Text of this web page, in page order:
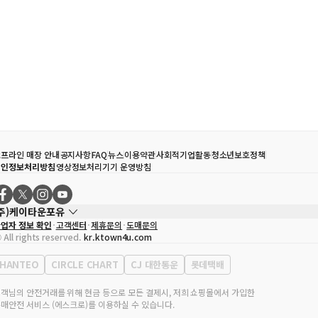
라인 매장 안내공지사항FAQ뉴스이용약관사회적기업활동청소년보호정책
정보처리방침영상정보처리기기 운영방침
)케이타운포유
자
송효민
업자등록번호
120-87-71116
판매업 신고번호 제2011-서울강남-02223
표전화
02-552-9855
자 정보 확인 고객센터 제휴문의 도매문의
rights reserved. kr.ktown4u.com
HANTEO CIRCLE CHART CJ 대한통운 롯데택배
님의 안전거래를 위해 현금 등으로 모든 결제시, 저희 쇼핑몰에서 가입한
안전 서비스 (에스크로)를 이용하실 수 있습니다.